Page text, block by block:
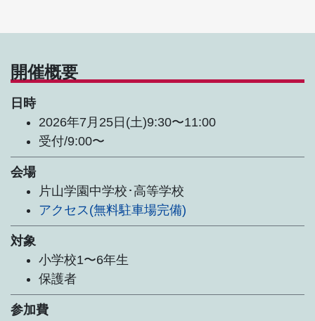
開催概要
日時
2026年7月25日(土)9:30〜11:00
受付/9:00〜
会場
片山学園中学校･高等学校
アクセス(無料駐車場完備)
対象
小学校1〜6年生
保護者
参加費